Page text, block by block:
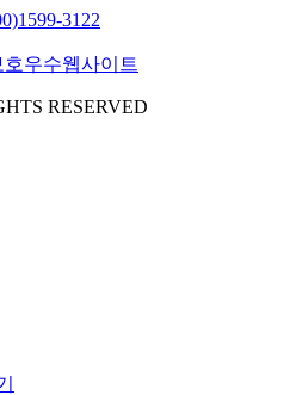
1599-3122
RESERVED